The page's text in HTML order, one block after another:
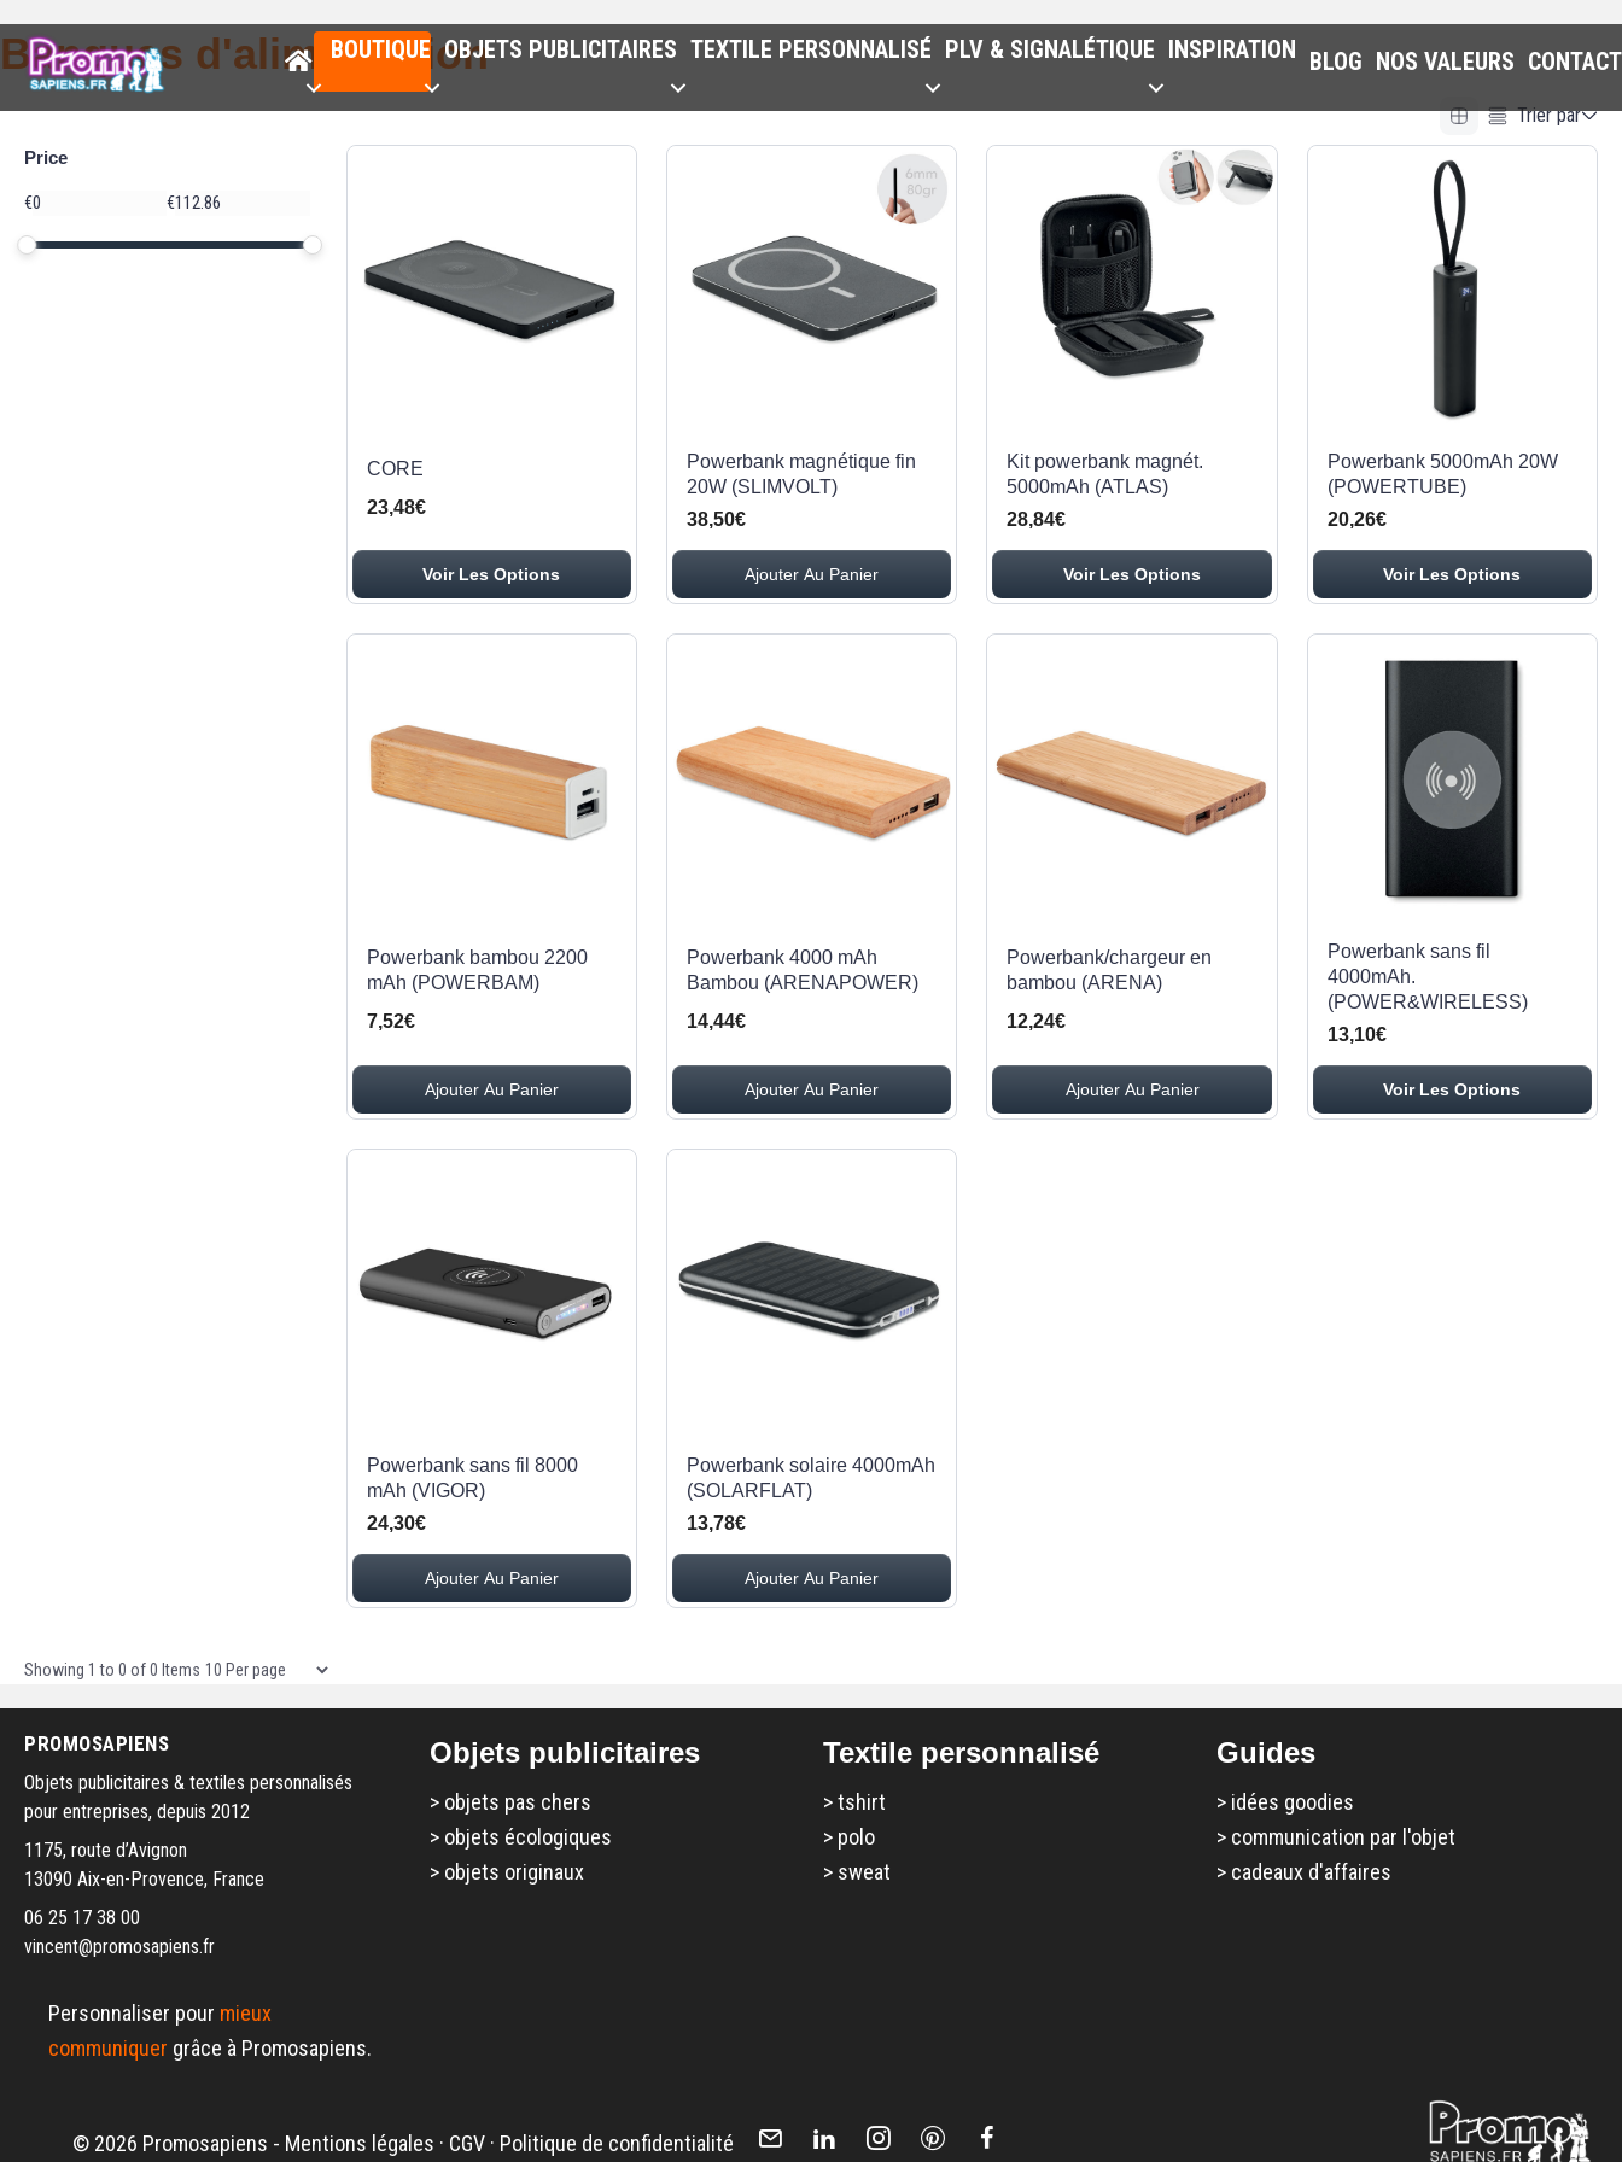
BOUTIQUE OBJETS PUBLICITAIRES TEXTILE PERSONNALISÉ PLV & SIGNALÉTIQUE INSPIRATION BLOG NOS VALEURS CONTACT
Banques d'alimentation
Trier par
Alphabetical (A to Z)
Alphabetical (Z to A)
Prix (Ascendant)
Prix (Descendant)
Price
Price
€ €
Price range in €
CORE
23,48€
Voir Les Options
Powerbank magnétique fin
20W (SLIMVOLT)
38,50€
Ajouter Au Panier
Kit powerbank magnét.
5000mAh (ATLAS)
28,84€
Voir Les Options
Powerbank 5000mAh 20W
(POWERTUBE)
20,26€
Voir Les Options
Powerbank bambou 2200
mAh (POWERBAM)
7,52€
Ajouter Au Panier
Powerbank 4000 mAh
Bambou (ARENAPOWER)
14,44€
Ajouter Au Panier
Powerbank/chargeur en
bambou (ARENA)
12,24€
Ajouter Au Panier
Powerbank sans fil
4000mAh.
(POWER&WIRELESS)
13,10€
Voir Les Options
Powerbank sans fil 8000
mAh (VIGOR)
24,30€
Ajouter Au Panier
Powerbank solaire 4000mAh
(SOLARFLAT)
13,78€
Ajouter Au Panier
Showing 1 to 0 of0 Items Items per page
PROMOSAPIENS
Objets publicitaires & textiles personnalisés
pour entreprises, depuis 2012
1175, route d’Avignon
13090 Aix-en-Provence, France
06 25 17 38 00
vincent@promosapiens.fr
Personnaliser pour mieux
communiquer grâce à Promosapiens.
Objets publicitaires
> objets pas chers
> objets écologiques
> objets originaux
Textile personnalisé
>tshirt
> polo
> sweat
Guides
> idées goodies
> communication par l'objet
> cadeaux d'affaires
© 2026 Promosapiens - Mentions légales · CGV · Politique de confidentialité